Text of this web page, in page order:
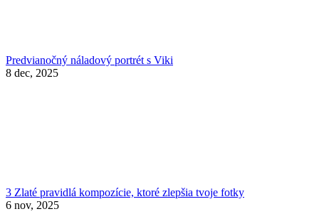
Predvianočný náladový portrét s Viki
8 dec, 2025
3 Zlaté pravidlá kompozície, ktoré zlepšia tvoje fotky
6 nov, 2025